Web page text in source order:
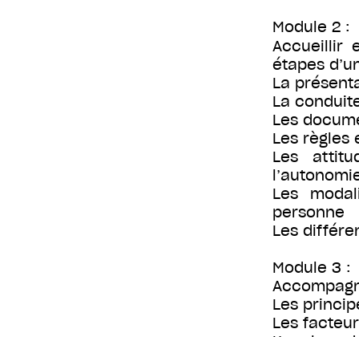
Module 2 :
Accueillir
étapes
La
La
Les
Les règles
Les
Les
personne
Les
Module 3 :
Les
Les